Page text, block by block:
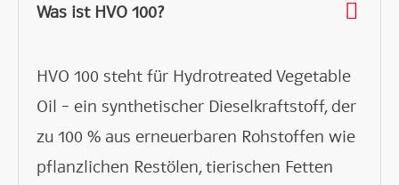
Was ist HVO 100?
HVO 100 steht für Hydrotreated Vegetable
Oil – ein synthetischer Dieselkraftstoff, der
zu 100 % aus erneuerbaren Rohstoffen wie
pflanzlichen Restölen, tierischen Fetten